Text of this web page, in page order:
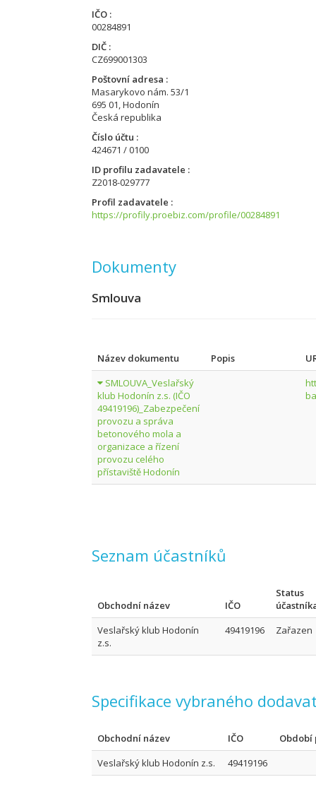
IČO
00284891
DIČ
CZ699001303
Poštovní adresa
Masarykovo nám. 53/1
695 01, Hodonín
Česká republika
Číslo účtu
424671 / 0100
ID profilu zadavatele
Z2018-029777
Profil zadavatele
https://profily.proebiz.com/profile/00284891
Dokumenty
Smlouva
Název dokumentu Popis
SMLOUVA_Veslařský
klub Hodonín z.s. (IČO
49419196)_Zabezpečení
provozu a správa
betonového mola a
organizace a řízení
provozu celého
přístaviště Hodonín
Seznam účastníků
Obchodní název IČO
Status
Veslařský klub Hodonín
z.s.
49419196 Zařazen
Specifikace vybraného
Obchodní název IČO
Období
Veslařský klub Hodonín z.s.
49419196